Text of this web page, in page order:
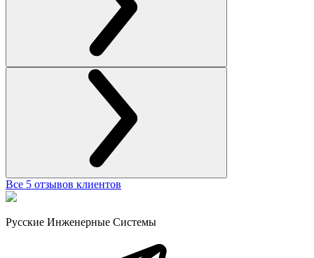
Все 5 отзывов клиентов
Русские Инженерные Системы